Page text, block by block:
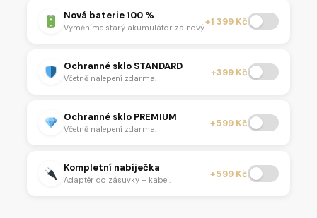
Nová baterie 100 %
Vyměníme starý akumulátor za nový.+1 399 Kč
Ochranné sklo STANDARD
Včetně nalepení zdarma. +399 Kč
Ochranné sklo PREMIUM
Včetně nalepení zdarma. +599 Kč
Kompletní nabíječka
Adaptér do zásuvky + kabel. +599 Kč